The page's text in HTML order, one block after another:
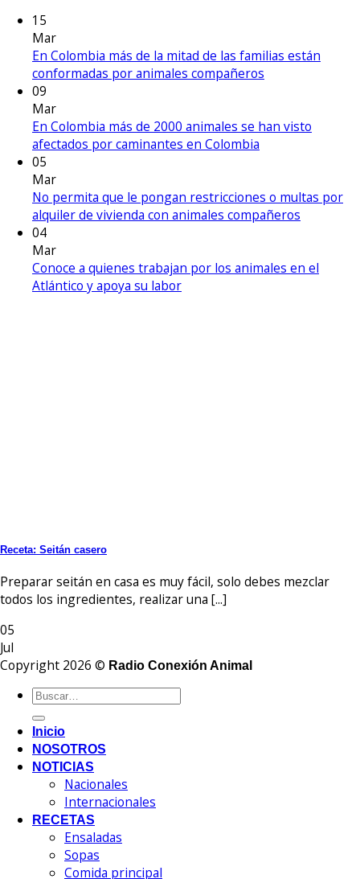
15
Mar
En Colombia más de la mitad de las familias están
conformadas por animales compañeros
09
Mar
En Colombia más de 2000 animales se han visto
afectados por caminantes en Colombia
05
Mar
No permita que le pongan restricciones o multas por
alquiler de vivienda con animales compañeros
04
Mar
Conoce a quienes trabajan por los animales en el
Atlántico y apoya su labor
Receta: Seitán casero
Preparar seitán en casa es muy fácil, solo debes mezclar
todos los ingredientes, realizar una [...]
05
Jul
Copyright 2026 © Radio Conexión Animal
Inicio
NOSOTROS
NOTICIAS
Nacionales
Internacionales
RECETAS
Ensaladas
Sopas
Comida principal